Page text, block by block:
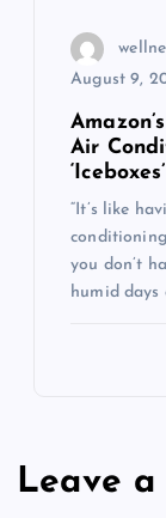
August 9,
Air
“It’s like
you don’t
humid days
Leave a